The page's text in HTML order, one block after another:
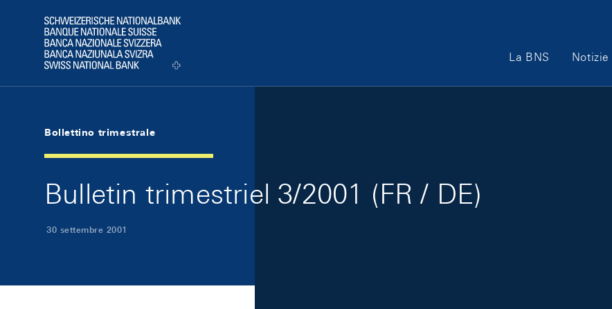
Logo
Main Navigation
La BNS Notizie
Bollettino trimestrale
Bulletin trimestriel 3/2001 (FR / DE)
30 settembre 2001